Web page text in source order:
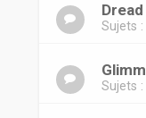
Sujets :
Sujets :